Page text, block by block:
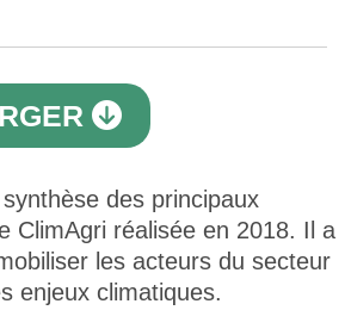
des principaux
ClimAgri réalisée en 2018. Il a
les acteurs du secteur
enjeux climatiques.